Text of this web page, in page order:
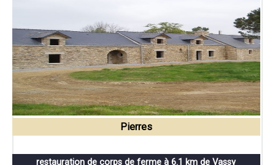
Pierres
restauration de corps de ferme à 6.1 km de Vassy